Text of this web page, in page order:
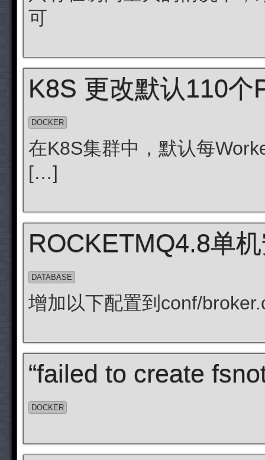
可
K8S 更改默认110个
DOCKER
在K8S集群中，默认每
[…]
ROCKETMQ4.8单
DATABASE
增加以下配置到conf/
“failed to create
DOCKER